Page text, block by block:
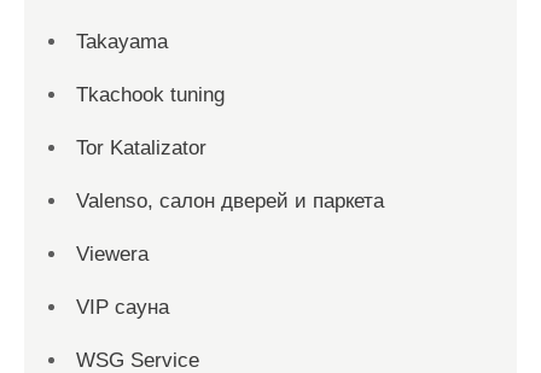
Takayama
Tkachook tuning
Tor Katalizator
Valenso, салон дверей и паркета
Viewera
VIP сауна
WSG Service